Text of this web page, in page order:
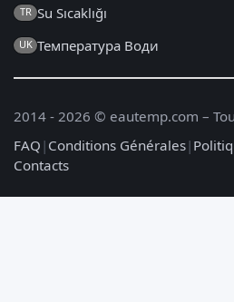
TR Su Sıcaklığı
UK Температура Води
2014 - 2026 © eautemp.com –
FAQ | Conditions Générales|
Contacts